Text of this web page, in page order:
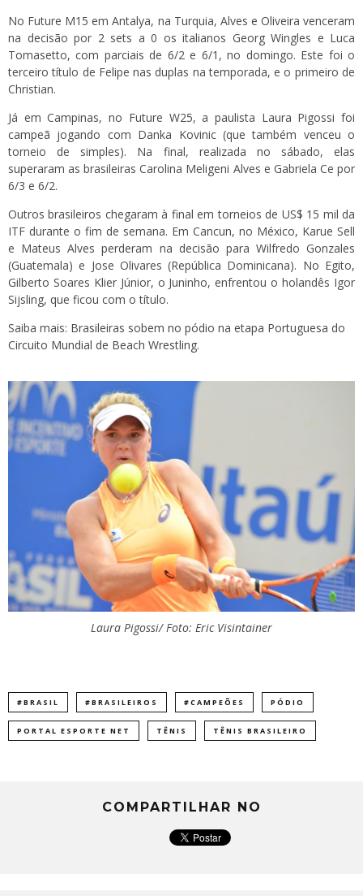
No Future M15 em Antalya, na Turquia, Alves e Oliveira venceram
na decisão por 2 sets a 0 os italianos Georg Wingles e Luca
Tomasetto, com parciais de 6/2 e 6/1, no domingo. Este foi o
terceiro título de Felipe nas duplas na temporada, e o primeiro de
Christian.
Já em Campinas, no Future W25, a paulista Laura Pigossi foi
campeã jogando com Danka Kovinic (que também venceu o
torneio de simples). Na final, realizada no sábado, elas
superaram as brasileiras Carolina Meligeni Alves e Gabriela Ce por
6/3 e 6/2.
Outros brasileiros chegaram à final em torneios de US$ 15 mil da
ITF durante o fim de semana. Em Cancun, no México, Karue Sell
e Mateus Alves perderam na decisão para Wilfredo Gonzales
(Guatemala) e Jose Olivares (República Dominicana). No Egito,
Gilberto Soares Klier Júnior, o Juninho, enfrentou o holandês Igor
Sijsling, que ficou com o título.
Saiba mais: Brasileiras sobem no pódio na etapa Portuguesa do
Circuito Mundial de Beach Wrestling.
Laura Pigossi/ Foto: Eric Visintainer
#BRASIL #BRASILEIROS #CAMPEÕES PÓDIO
PORTAL ESPORTE NET TÊNIS TÊNIS BRASILEIRO
COMPARTILHAR NO